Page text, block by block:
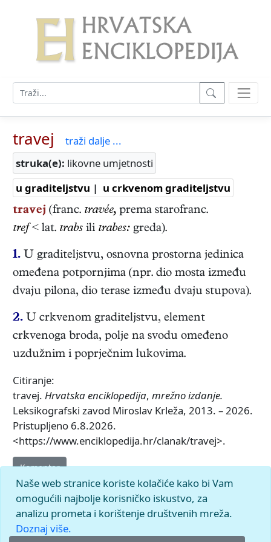
travej
traži dalje ...
struka(e): likovne umjetnosti
u graditeljstvu | u crkvenom graditeljstvu
travej (franc. travée, prema starofranc.
tref< lat. trabs ili trabes: greda).
1. U graditeljstvu, osnovna prostorna jedinica
omeđena potpornjima (npr. dio mosta između
dvaju pilona, dio terase između dvaju stupova).
2. U crkvenom graditeljstvu, element
crkvenoga broda, polje na svodu omeđeno
uzdužnim i poprječnim lukovima.
Citiranje:
travej. Hrvatska enciklopedija, mrežno izdanje.
Leksikografski zavod Miroslav Krleža, 2013. – 2026.
Pristupljeno 6.8.2026.
<https://www.enciklopedija.hr/clanak/travej>.
Komentar
Naše web stranice koriste kolačiće kako bi Vam
omogućili najbolje korisničko iskustvo, za
analizu prometa i korištenje društvenih mreža.
Doznaj više.